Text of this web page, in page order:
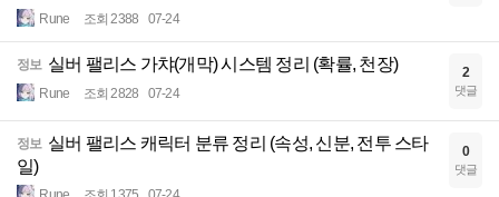
Rune 조회 2388 07-24
정보 실버 팰리스 가챠(개막) 시스템 정리 (확률, 천장)
Rune 조회 2828 07-24
2
댓글
정보 실버 팰리스 캐릭터 분류 정리 (속성, 신분, 전투 스타
일)
0
댓글